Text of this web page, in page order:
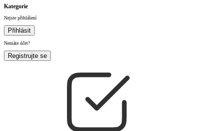
Kategorie
Nejste přihlášení
Přihlásit
Nemáte účet?
Registrujte se